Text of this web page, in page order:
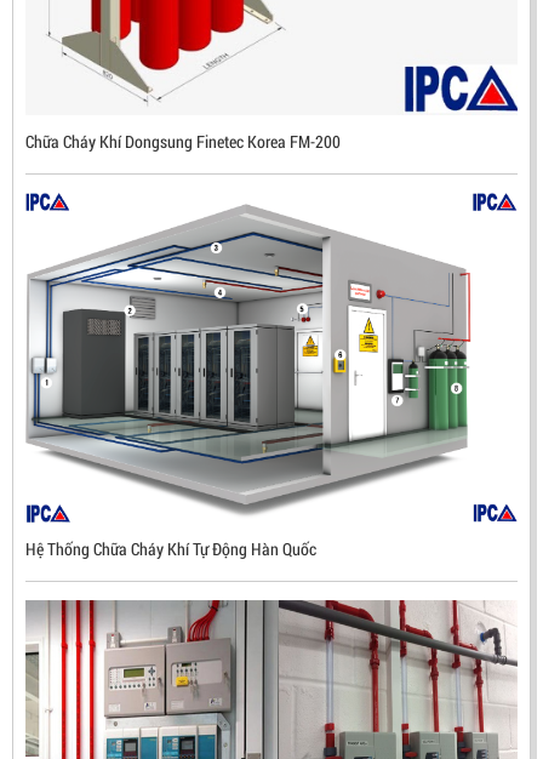
ĐẦU BÁO LỬA CHỐNG NỔ IR3- DX500 (MEKASENTRON
ĐẦU BÁO LỬA CHỐNG NỔ UV/IR- UX300 –
Chữa Cháy Khí Dongsung Finetec Korea FM-200
Hệ Thống Chữa Cháy Khí Tự Động Hàn Quốc